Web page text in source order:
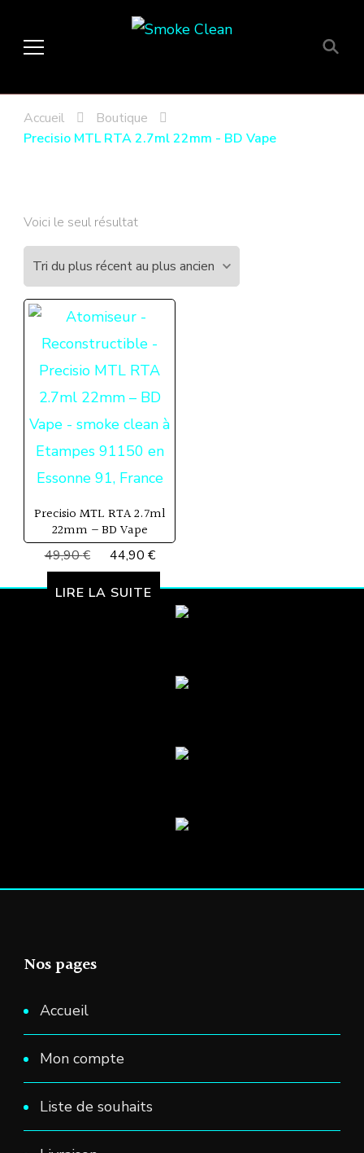
Smoke Clean
Accueil
Boutique
Precisio MTL RTA 2.7ml 22mm - BD Vape
Voici le seul résultat
Precisio MTL RTA 2.7ml
22mm – BD Vape
49,90€
Le
prix
initial
44,90 €
actuel
est :
LIRE LA SUITE
Nos pages
Accueil
Mon compte
Liste de souhaits